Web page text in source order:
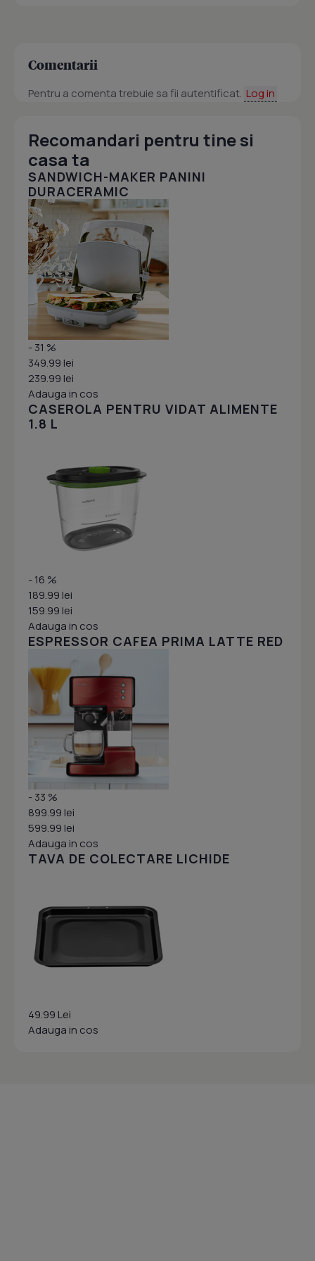
Comentarii
Pentru a comenta trebuie sa fii autentificat. Log in
Recomandari pentru tine si
casa ta
SANDWICH-MAKER PANINI
DURACERAMIC
- 31 %
349.99 lei
239.99 lei
Adauga in cos
CASEROLA PENTRU VIDAT ALIMENTE
1.8 L
- 16 %
189.99 lei
159.99 lei
Adauga in cos
ESPRESSOR CAFEA PRIMA LATTE RED
- 33 %
899.99 lei
599.99 lei
Adauga in cos
TAVA DE COLECTARE LICHIDE
49.99 Lei
Adauga in cos